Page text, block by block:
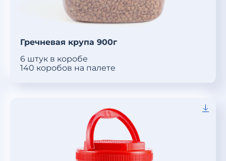
Гречневая крупа 900г
6 штук в коробе
140 коробов на палете